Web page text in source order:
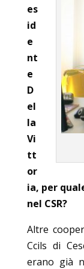
es
id
e
nt
e
D
el
la
Vi
tt
or
ia, per
nel CSR?
Altre
Ccils di
erano già